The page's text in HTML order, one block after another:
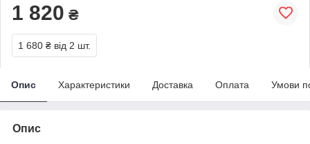
1 820 ₴
1 680 ₴ від 2 шт.
Опис Характеристики Доставка Оплата Умови
Опис